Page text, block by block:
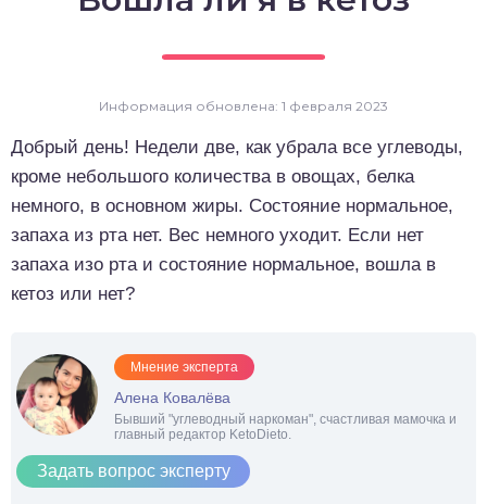
Информация обновлена: 1 февраля 2023
Добрый день! Недели две, как убрала все углеводы,
кроме небольшого количества в овощах, белка
немного, в основном жиры. Состояние нормальное,
запаха из рта нет. Вес немного уходит. Если нет
запаха изо рта и состояние нормальное, вошла в
кетоз или нет?
Мнение эксперта
Алена Ковалёва
Бывший "углеводный наркоман", счастливая мамочка и
главный редактор KetoDieto.
Задать вопрос эксперту
напитки